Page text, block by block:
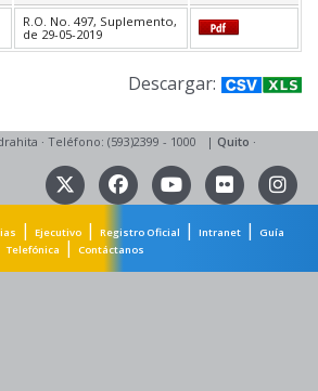
R.O. No. 497, Suplemento,
de 29-05-2019
Descargar:
· Teléfono: (593)2399 - 1000 | Quito ·
| Ejecutivo| Registro Oficial | Intranet|
Guía
Telefónica
| Contáctanos